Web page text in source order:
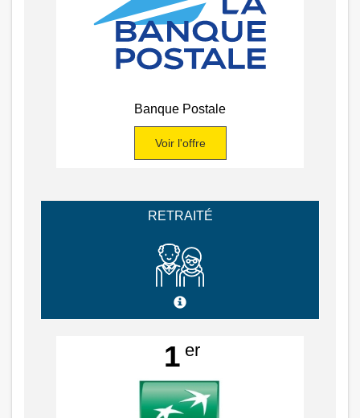
Banque Postale
Voir l'offre
RETRAITÉ
1er